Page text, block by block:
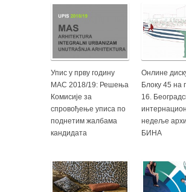
Упис у прву годину
МАС 2018/19: Решења
Комисије за
спровођење уписа по
поднетим жалбама
кандидата
Онлине
Блоку 45 на
16.
недеље
БИНА